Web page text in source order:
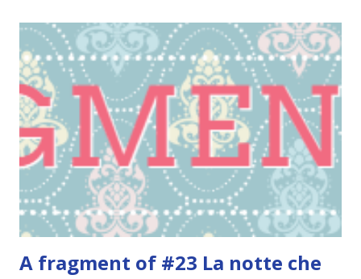
Eden che sa la verità. Quella verità che Lucille non vuole
confessare nemmeno a se stessa: sua madre se n’è andata di
casa e non tornerà. Ora lei e Wrennie sono sole, sole con
una montagna di bollette da pagare e una fila di impiccioni
da tenere alla larga. Prima che qualcuno chiami i servizi
sociali e le allontani l’una dall’altra. Ma è proprio quando la
vita di Lucille sta cadendo in pezzi che l’amore assume un
nuovo volto: quello di Digby....
A fragment of #23 La notte che